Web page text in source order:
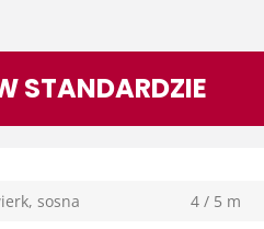
STANDARDZIE
sosna 4 / 5 m